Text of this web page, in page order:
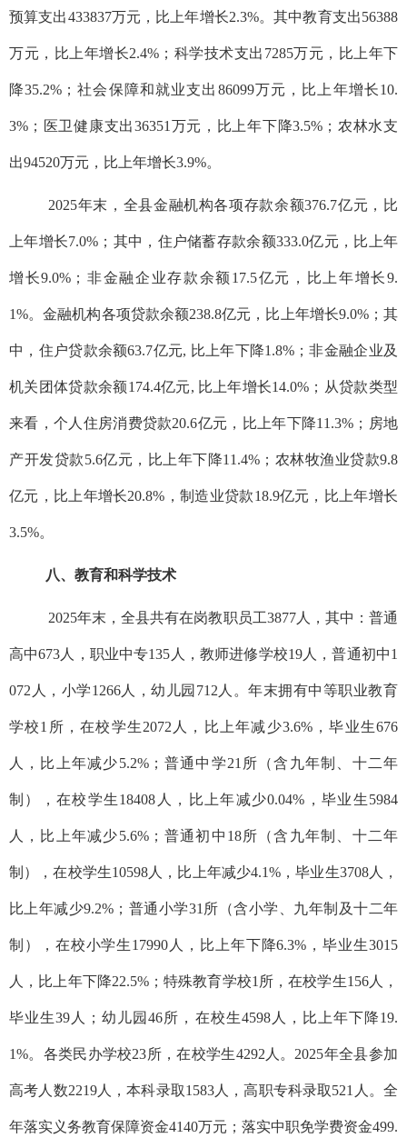
预算支出433837万元，比上年增长2.3%。其中教育支出56388
万元，比上年增长2.4%；科学技术支出7285万元，比上年下
降35.2%；社会保障和就业支出86099万元，比上年增长10.
3%；医卫健康支出36351万元，比上年下降3.5%；农林水支
出94520万元，比上年增长3.9%。
2025年末，全县金融机构各项存款余额376.7亿元，比
上年增长7.0%；其中，住户储蓄存款余额333.0亿元，比上年
增长9.0%；非金融企业存款余额17.5亿元，比上年增长9.
1%。金融机构各项贷款余额238.8亿元，比上年增长9.0%；其
中，住户贷款余额63.7亿元, 比上年下降1.8%；非金融企业及
机关团体贷款余额174.4亿元, 比上年增长14.0%；从贷款类型
来看，个人住房消费贷款20.6亿元，比上年下降11.3%；房地
产开发贷款5.6亿元，比上年下降11.4%；农林牧渔业贷款9.8
亿元，比上年增长20.8%，制造业贷款18.9亿元，比上年增长
3.5%。
八、教育和科学技术
2025年末，全县共有在岗教职员工3877人，其中：普通
高中673人，职业中专135人，教师进修学校19人，普通初中1
072人，小学1266人，幼儿园712人。年末拥有中等职业教育
学校1所，在校学生2072人，比上年减少3.6%，毕业生676
人，比上年减少5.2%；普通中学21所（含九年制、十二年
制），在校学生18408人，比上年减少0.04%，毕业生5984
人，比上年减少5.6%；普通初中18所（含九年制、十二年
制），在校学生10598人，比上年减少4.1%，毕业生3708人，
比上年减少9.2%；普通小学31所（含小学、九年制及十二年
制），在校小学生17990人，比上年下降6.3%，毕业生3015
人，比上年下降22.5%；特殊教育学校1所，在校学生156人，
毕业生39人；幼儿园46所，在校生4598人，比上年下降19.
1%。各类民办学校23所，在校学生4292人。2025年全县参加
高考人数2219人，本科录取1583人，高职专科录取521人。全
年落实义务教育保障资金4140万元；落实中职免学费资金499.